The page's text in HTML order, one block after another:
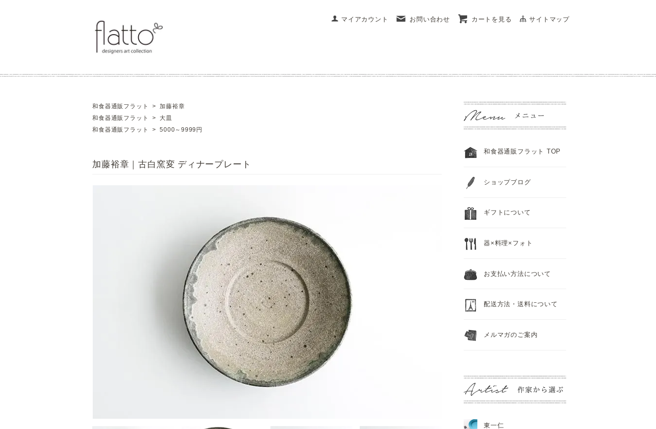
マイアカウント お問い合わせ カートを見る サイトマップ
和食器通販フラット >加藤裕章
和食器通販フラット
> 大皿
和食器通販フラット
>5000～9999円
加藤裕章｜古白窯変 ディナープレート
和食器通販フラット TOP
ショップブログ
ギフトについて
器×料理×フォト
お支払い方法について
配送方法・送料について
メルマガのご案内
東一仁